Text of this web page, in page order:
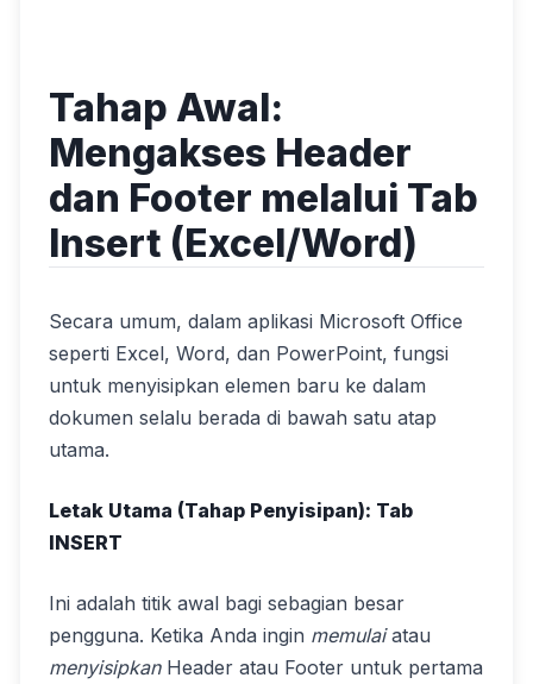
Tahap Awal:
Mengakses Header
dan Footer melalui Tab
Insert (Excel/Word)
Secara umum, dalam aplikasi Microsoft Office
seperti Excel, Word, dan PowerPoint, fungsi
untuk menyisipkan elemen baru ke dalam
dokumen selalu berada di bawah satu atap
utama.
Letak Utama (Tahap Penyisipan): Tab
INSERT
Ini adalah titik awal bagi sebagian besar
pengguna. Ketika Anda ingin memulaiatau
menyisipkanHeader atau Footer untuk pertama